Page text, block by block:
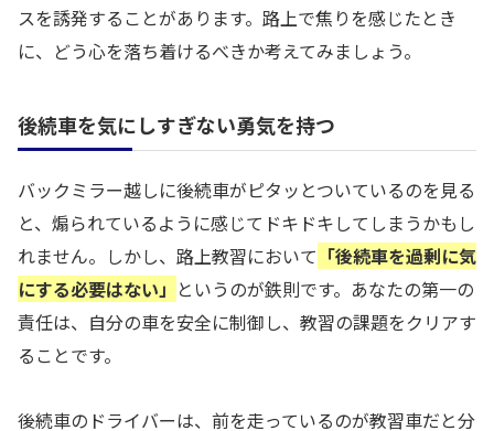
スを誘発することがあります。路上で焦りを感じたとき
に、どう心を落ち着けるべきか考えてみましょう。
後続車を気にしすぎない勇気を持つ
バックミラー越しに後続車がピタッとついているのを見る
と、煽られているように感じてドキドキしてしまうかもし
れません。しかし、路上教習において 「後続車を過剰に気
にする必要はない」 というのが鉄則です。あなたの第一の
責任は、自分の車を安全に制御し、教習の課題をクリアす
ることです。
後続車のドライバーは、前を走っているのが教習車だと分